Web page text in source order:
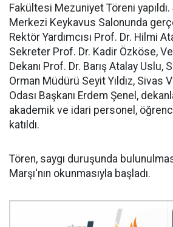
Fakültesi Mezuniyet Töreni
Merkezi Keykavus Salonunda
Rektör Yardımcısı Prof. Dr. Hilmi
Sekreter Prof. Dr. Kadir Özköse,
Dekanı Prof. Dr. Barış Atalay Uslu,
Orman Müdürü Seyit Yıldız, Sivas
Odası Başkanı Erdem Şenel,
akademik ve idari personel,
katıldı.
Tören, saygı duruşunda
Marşı'nın okunmasıyla başladı.